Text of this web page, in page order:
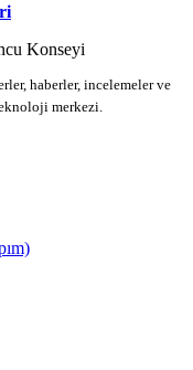
haberler, incelemeler ve
merkezi.